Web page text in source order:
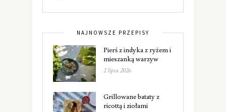
NAJNOWSZE PRZEPISY
Pierś z indyka z ryżem i
mieszanką warzyw
2 lipca 2026
Grillowane bataty z
ricottą i ziołami